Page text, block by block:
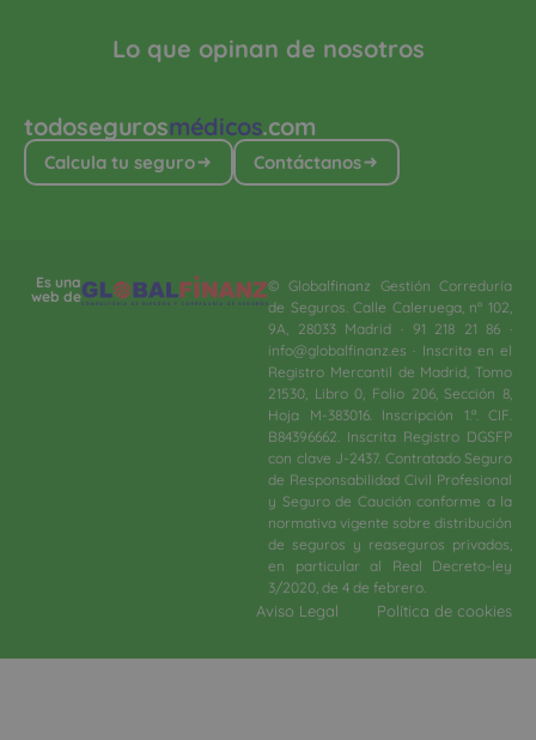
todosegurosmédicos.com
Calcula tu seguro Contáctanos
Lo que opinan de nosotros
Es una
web de
© Globalfinanz Gestión Correduría
de Seguros. Calle Caleruega, nº 102,
9A, 28033 Madrid · 91 218 21 86 ·
info@globalfinanz.es · Inscrita en el
Registro Mercantil de Madrid, Tomo
21530, Libro 0, Folio 206, Sección 8,
Hoja M-383016. Inscripción 1.ª. CIF.
B84396662. Inscrita Registro DGSFP
con clave J-2437. Contratado Seguro
de Responsabilidad Civil Profesional
y Seguro de Caución conforme a la
normativa vigente sobre distribución
de seguros y reaseguros privados,
en particular al Real Decreto-ley
3/2020, de 4 de febrero.​
Aviso Legal Política de cookies